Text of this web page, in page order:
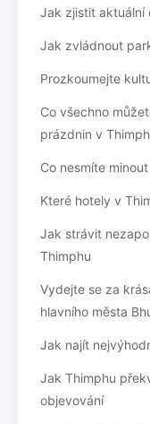
Jak zjistit aktuální
Jak zvládnout
Prozkoumejte
Co všechno
prázdnin v
Co nesmíte
Které hotely v
Jak strávit
Thimphu
Vydejte se za
hlavního města
Jak najít
Jak Thimphu
objevování